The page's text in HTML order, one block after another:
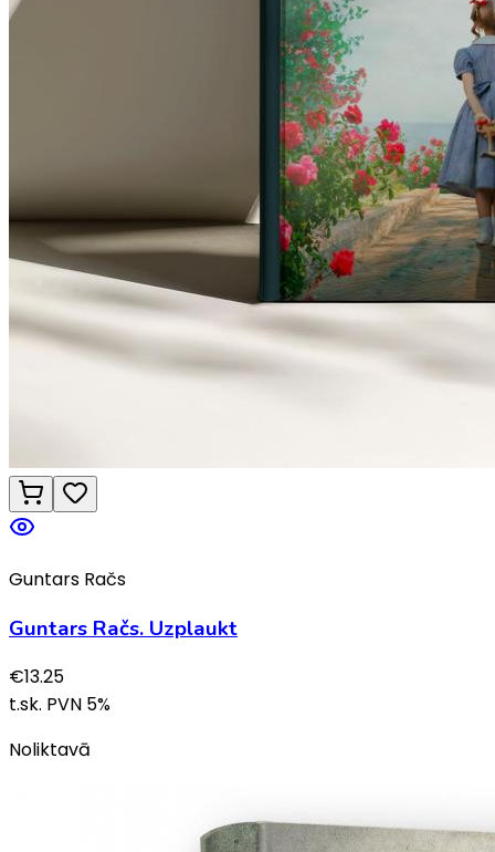
Guntars Račs
Guntars Račs. Uzplaukt
€13.25
t.sk. PVN 5%
Noliktavā